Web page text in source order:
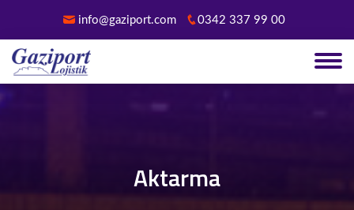
info@gaziport.com 0342 337 99 00
Aktarma